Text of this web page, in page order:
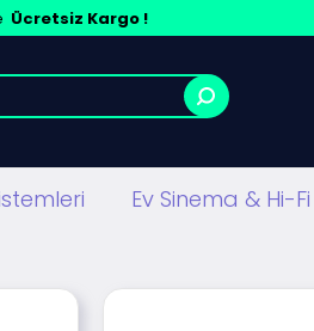
Ücretsiz Kargo !
Ev Sinema & Hi-Fi